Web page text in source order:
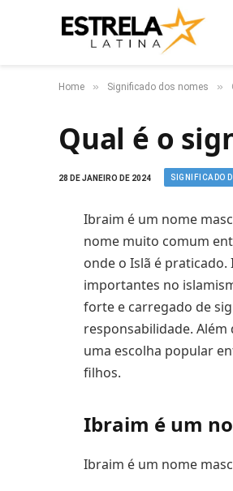
Home » Significado dos nomes »
Qual é o
28 DE JANEIRO DE 2024 SIGNIFICADO
Ibraim é um nome
nome muito comum
onde o Islã é
importantes no
forte e carregado de
responsabilidade.
uma escolha popular
filhos.
Ibraim é um
Ibraim é um nome